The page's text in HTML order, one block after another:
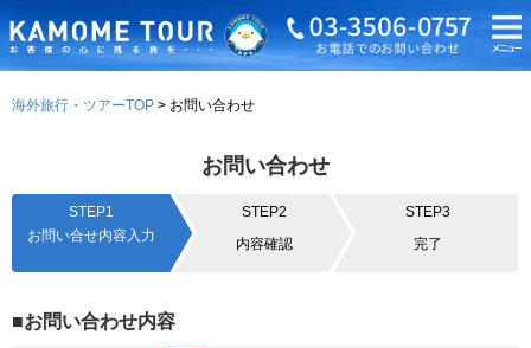
海外旅行・ツアーTOP お問い合わせ
お問い合わせ
STEP1
お問い合せ内容入力
STEP2
内容確認
STEP3
完了
■お問い合わせ内容